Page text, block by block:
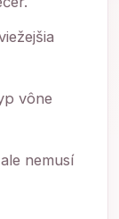
vône
nemusí